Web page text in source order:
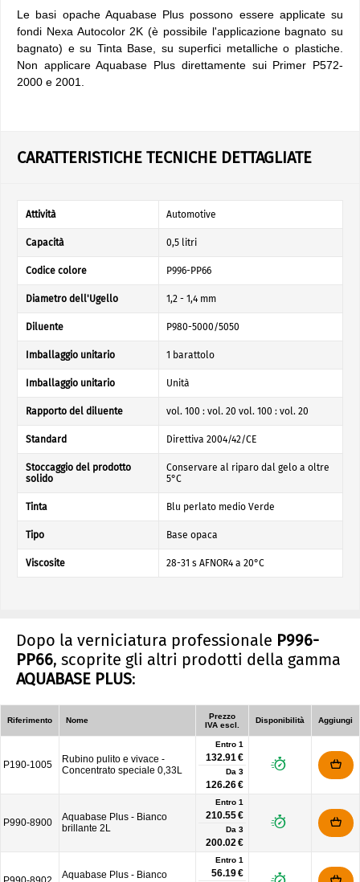
Le basi opache Aquabase Plus possono essere applicate su
fondi Nexa Autocolor 2K (è possibile l'applicazione bagnato su
bagnato) e su Tinta Base, su superfici metalliche o plastiche.
Non applicare Aquabase Plus direttamente sui Primer P572-
2000 e 2001.
CARATTERISTICHE TECNICHE DETTAGLIATE
Attività Automotive
Capacità 0,5 litri
Codice colore P996-PP66
Diametro dell'Ugello 1,2 - 1,4 mm
Diluente P980-5000/5050
Imballaggio unitario 1 barattolo
Imballaggio unitario Unità
Rapporto del diluente vol. 100 : vol. 20 vol. 100 : vol. 20
Standard Direttiva 2004/42/CE
Stoccaggio del prodotto
solido
Conservare al riparo dal gelo a oltre
5°C
Tinta Blu perlato medio Verde
Tipo Base opaca
Viscosite 28-31 s AFNOR4 a 20°C
Dopo la verniciatura professionale P996-
PP66, scoprite gli altri prodotti della gamma
AQUABASE PLUS:
Riferimento Nome
Prezzo
IVA escl.
Disponibilità Aggiungi
P190-1005
Rubino pulito e vivace -
Concentrato speciale 0,33L
Entro 1
132.91 €
Da 3
126.26 €
P990-8900
Aquabase Plus - Bianco
brillante 2L
Entro 1
210.55 €
Da 3
200.02 €
Aquabase Plus - Bianco
Entro 1
56.19 €